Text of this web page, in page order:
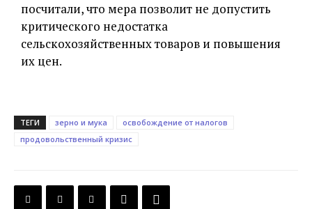
посчитали, что мера позволит не допустить
критического недостатка
сельскохозяйственных товаров и повышения
их цен.
ТЕГИ зерно и мука
освобождение от налогов
продовольственный кризис